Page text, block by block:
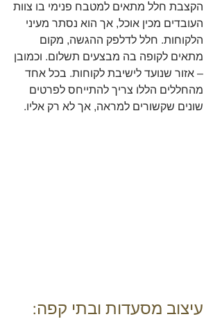
הקצבת חלל מתאים למטבח פנימי בו צוות
העובדים מכין אוכל, אך הוא נסתר מעיני
הלקוחות. חלל לדלפק ההגשה, מקום
מתאים לקופה בה מבצעים תשלום. וכמובן
– אזור שנועד לישיבת לקוחות. בכל אחד
מהחללים הללו צריך להתייחס לפרטים
שונים שקשורים למראה, אך לא רק אליו.
עיצוב מסעדות ובתי קפה: